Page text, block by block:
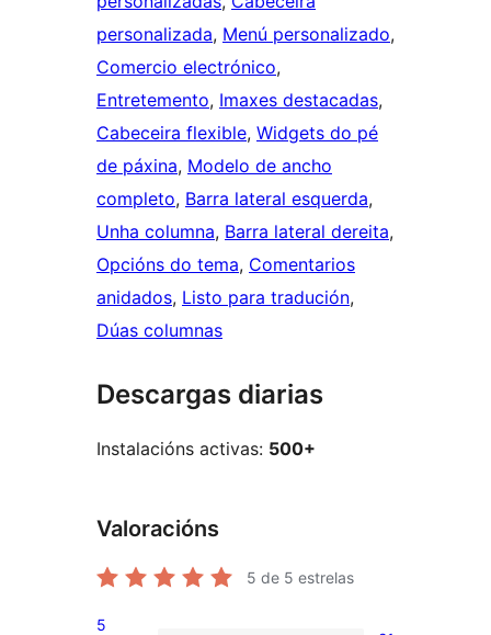
personalizada, Menú personalizado
Comercio electrónico
Entretemento, Imaxes destacadas
Cabeceira flexible, Widgets do pé
de páxina, Modelo de ancho
completo, Barra lateral esquerda
Unha columna, Barra lateral dereita
Opcións do tema, Comentarios
anidados, Listo para tradución
Dúas columnas
Descargas diarias
Instalacións activas: 500+
Valoracións
5 de 5 estrelas
5